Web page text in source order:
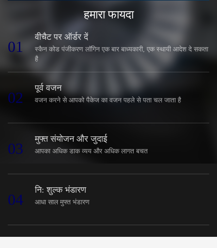
हमारा फायदा
01
वीचैट पर ऑर्डर दें
स्कैन कोड पंजीकरण लॉगिन एक बार बाध्यकारी, एक स्थायी आदेश दे सकता
है
02
पूर्व वजन
वजन करने से आपको पैकेज का वजन पहले से पता चल जाता है
03
मुफ्त संयोजन और जुदाई
आपका अधिक डाक व्यय और अधिक लागत बचत
04
नि: शुल्क भंडारण
आधा साल मुफ्त भंडारण